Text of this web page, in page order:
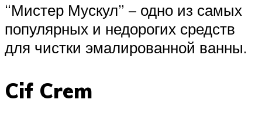
“Мистер Мускул” – одно из самых
популярных и недорогих средств
для чистки эмалированной ванны.
Cif Crem